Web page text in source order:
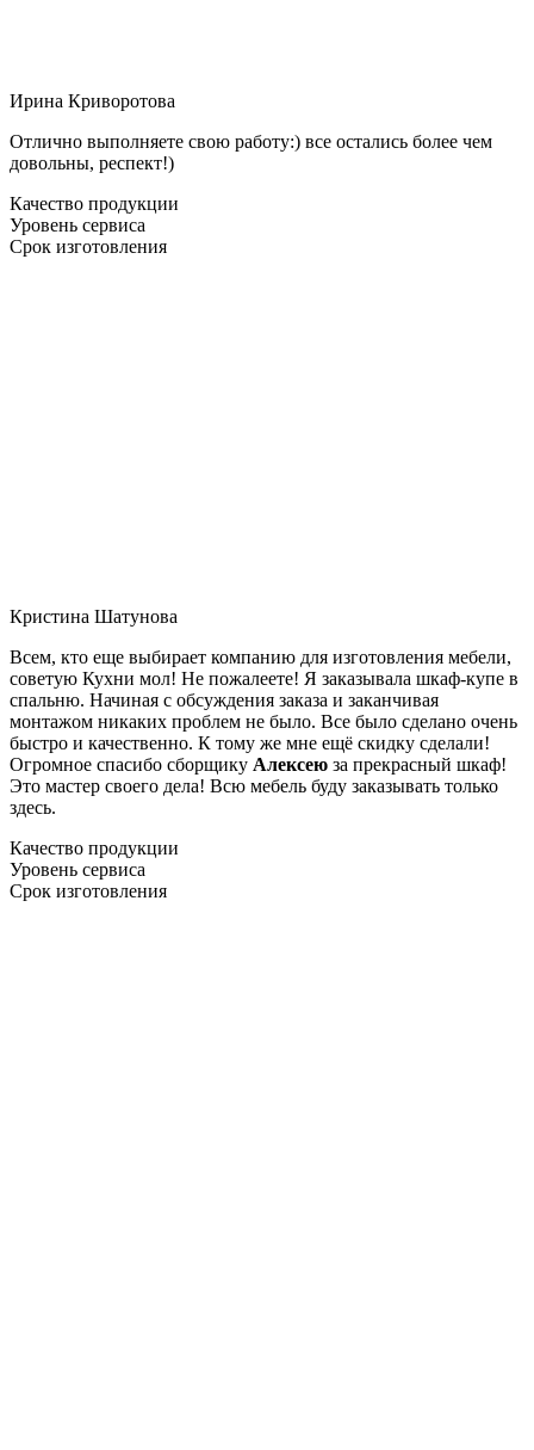
Ирина Криворотова
Отлично выполняете свою работу:) все остались более чем
довольны, респект!)
Качество продукции
Уровень сервиса
Срок изготовления
Кристина Шатунова
Всем, кто еще выбирает компанию для изготовления мебели,
советую Кухни мол! Не пожалеете! Я заказывала шкаф-купе в
спальню. Начиная с обсуждения заказа и заканчивая
монтажом никаких проблем не было. Все было сделано очень
быстро и качественно. К тому же мне ещё скидку сделали!
Огромное спасибо сборщику Алексею за прекрасный шкаф!
Это мастер своего дела! Всю мебель буду заказывать только
здесь.
Качество продукции
Уровень сервиса
Срок изготовления